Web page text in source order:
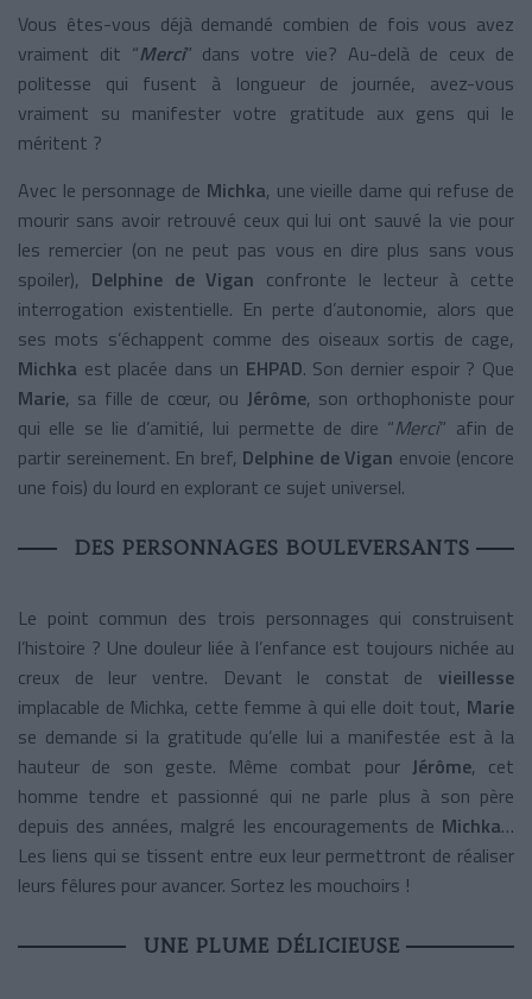
Vous êtes-vous déjà demandé combien de fois vous avez
vraiment dit “Merci” dans votre vie? Au-delà de ceux de
politesse qui fusent à longueur de journée, avez-vous
vraiment su manifester votre gratitude aux gens qui le
méritent ?
Avec le personnage de Michka, une vieille dame qui refuse de
mourir sans avoir retrouvé ceux qui lui ont sauvé la vie pour
les remercier (on ne peut pas vous en dire plus sans vous
spoiler), Delphine de Vigan confronte le lecteur à cette
interrogation existentielle. En perte d’autonomie, alors que
ses mots s’échappent comme des oiseaux sortis de cage,
Michka est placée dans un EHPAD. Son dernier espoir ? Que
Marie, sa fille de cœur, ou Jérôme, son orthophoniste pour
qui elle se lie d’amitié, lui permette de dire “Merci” afin de
partir sereinement. En bref, Delphine de Vigan envoie (encore
une fois) du lourd en explorant ce sujet universel.
DES PERSONNAGES BOULEVERSANTS
Le point commun des trois personnages qui construisent
l’histoire ? Une douleur liée à l’enfance est toujours nichée au
creux de leur ventre. Devant le constat de vieillesse
implacable de Michka, cette femme à qui elle doit tout, Marie
se demande si la gratitude qu’elle lui a manifestée est à la
hauteur de son geste. Même combat pour Jérôme, cet
homme tendre et passionné qui ne parle plus à son père
depuis des années, malgré les encouragements de Michka…
Les liens qui se tissent entre eux leur permettront de réaliser
leurs fêlures pour avancer. Sortez les mouchoirs !
UNE PLUME DÉLICIEUSE